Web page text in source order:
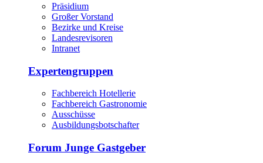
Präsidium
Großer Vorstand
Bezirke und Kreise
Landesrevisoren
Intranet
Expertengruppen
Fachbereich Hotellerie
Fachbereich Gastronomie
Ausschüsse
Ausbildungsbotschafter
Forum Junge Gastgeber